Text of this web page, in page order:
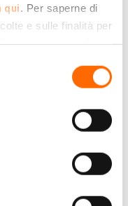
qui. Per saperne di
e sulle finalità per
si prega di
e di norma,
visto sopra,
fotovolatico
da parte
genere, è perchè si
esempio, quelli di cui